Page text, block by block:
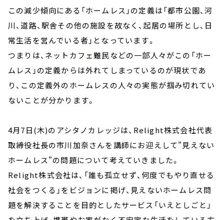
この減少傾向にある「ホームレス」の定義は「都市公園、河
川、道路、駅舎その他の施設を故なく、起居の場所とし、日
常生活を営んでいる者」となっています。
つまりは、ネットカフェ難民などの一部人々がこの「ホー
ムレス」の定義からは外れてしまっているのが現状であ
り、この定義外のホームレスの人々の実態が掴み切れてい
ないことが分かります。
4月7日(木)のアシタノカレッジは、Relight株式会社代表
取締役社長の市川加奈さんを講師にお迎えして"見えない
ホームレス"の問題について考えていきました。
Relight株式会社は、「誰も孤立せず、何度でもやり直せる
社会をつくる」をビジョンに掲げ、見えないホームレス問
題を解決することを目的としたサービス「いえとしごと」